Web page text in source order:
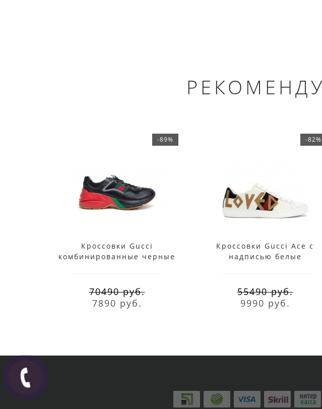
-89%
Кроссовки Gucci
комбинированные черные
70490 руб.
7890 руб.
-82%
Кроссовки Gucci Ace с
надписью белые
55490 руб.
9990 руб.